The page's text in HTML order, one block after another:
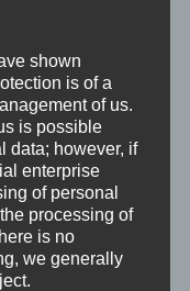
die
hat. Das kann
Fähigkeiten des
shown
is of a
of us.
is possible
data; however, if
enterprise
of personal
processing of
is no
we generally